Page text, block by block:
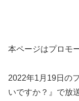
本ページはプロモ
2022年1月19日の
いですか？』で放